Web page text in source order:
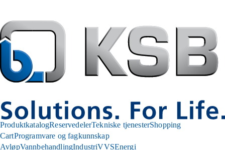
ProduktkatalogReservedelerTekniske tjenesterShopping
CartProgramvare og fagkunnskap
AvløpVannbehandlingIndustriVVSEnergi